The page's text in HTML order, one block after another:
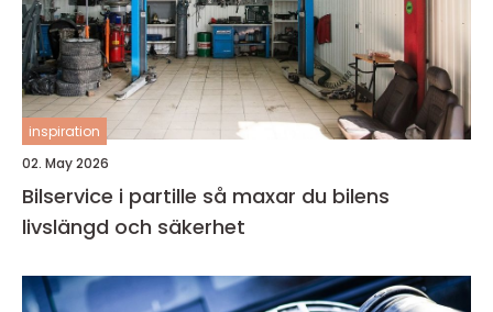
inspiration
02. May 2026
Bilservice i partille så maxar du bilens
livslängd och säkerhet